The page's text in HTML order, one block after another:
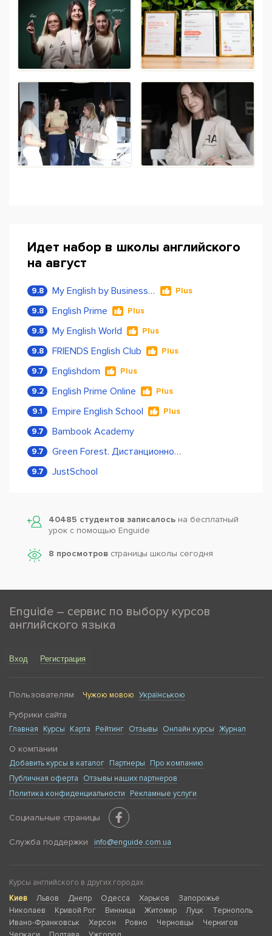
Идет набор в школы английского
на август
9.8 My English by Business Language Plus
9.8 English Prime Plus
9.8 My English World Plus
9.8 FRIENDS English Club Plus
9.7 Englishdom Plus
9.2 English Prime Online Plus
9.1 Empire English School Plus
9.7 Bambook Academy
9.7 Green Forest. Дистанционное обучение
9.7 JustSchool
40485 студентов записалось на бесплатный
урок с помощью Enguide
8 просмотров страницы школы сегодня
Enguide – сервис по выбору курсов
английского языка
Вход Регистрация
Пользователям Чужою мовою Українською
Рубрики сайта
Главная Курсы Карта Рейтинг Отзывы Онлайн курсы Журнал
О компании
Добавить курсы в каталог Партнеры
Про компанию
Публичная оферта
Отзывы наших партнеров
Политика конфиденциальности
Рекламные услуги
Социальные страницы
Служба поддержки info@enguide.com.ua
Курсы английского в других городах:
Киев
Львов Днепр Одесса Харьков
Запорожье
Николаев
Кривой Рог Винница Житомир Луцк
Тернополь
Ивано-Франковськ
Херсон Ровно Черновцы
Чернигов